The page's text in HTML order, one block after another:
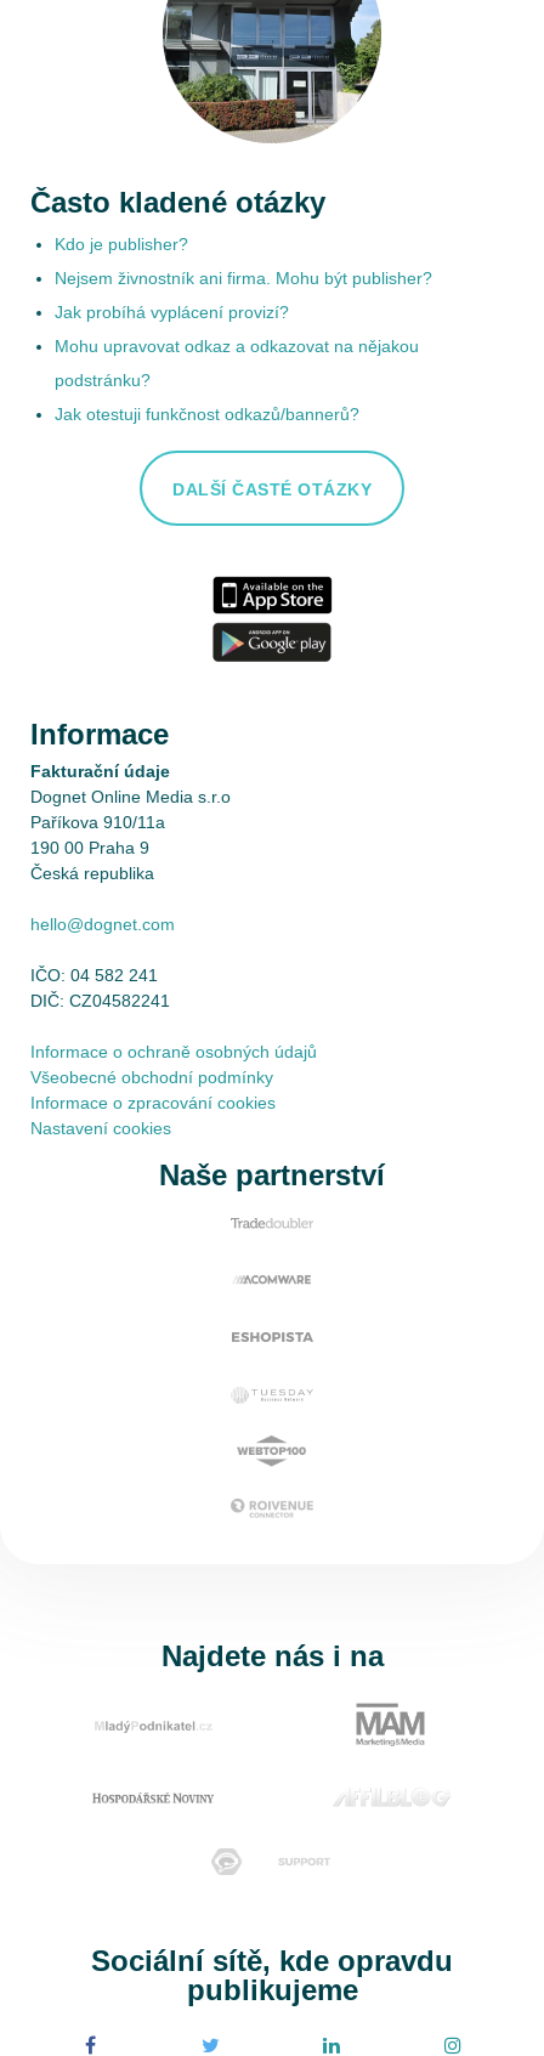
Často kladené otázky
Kdo je publisher?
Nejsem živnostník ani firma. Mohu být publisher?
Jak probíhá vyplácení provizí?
Mohu upravovat odkaz a odkazovat na nějakou
podstránku?
Jak otestuji funkčnost odkazů/bannerů?
DALŠÍ ČASTÉ OTÁZKY
Informace
Fakturační údaje
Dognet Online Media s.r.o
Paříkova 910/11a
190 00 Praha 9
Česká republika
hello@dognet.com
IČO: 04 582 241
DIČ: CZ04582241
Informace o ochraně osobných údajů
Všeobecné obchodní podmínky
Informace o zpracování cookies
Nastavení cookies
Naše partnerství
Najdete nás i na
Sociální sítě, kde opravdu
publikujeme